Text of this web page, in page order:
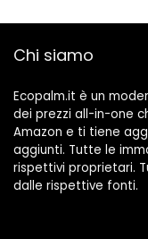
Chi siamo
Ecopalm.it è un
dei prezzi all-in-one
Amazon e ti tiene
aggiunti. Tutte le
rispettivi proprietari.
dalle rispettive fonti.